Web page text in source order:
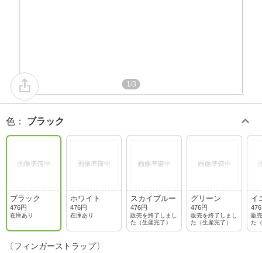
1/3
色 ： ブラック
ブラック
476円
在庫あり
ホワイト
476円
在庫あり
スカイブルー
476円
販売を終了しまし
た（生産完了）
グリーン
476円
販売を終了しまし
た（生産完了）
イ
販
た
〔フィンガーストラップ〕